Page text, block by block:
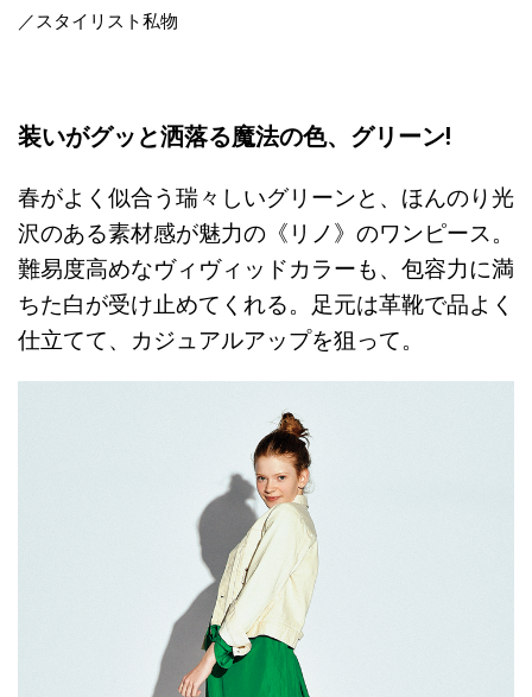
／スタイリスト私物
装いがグッと洒落る魔法の色、グリーン!
春がよく似合う瑞々しいグリーンと、ほんのり光
沢のある素材感が魅力の《リノ》のワンピース。
難易度高めなヴィヴィッドカラーも、包容力に満
ちた白が受け止めてくれる。足元は革靴で品よく
仕立てて、カジュアルアップを狙って。